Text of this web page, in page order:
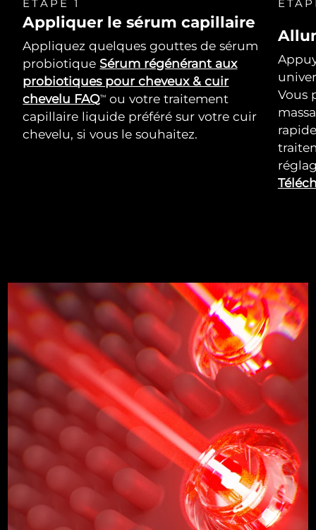
ÉTAPE 1
Appliquer le sérum capillaire
Appliquez quelques gouttes de sérum
probiotique Sérum régénérant aux
probiotiques pour cheveux & cuir
chevelu FAQTM
ou votre traitement
capillaire liquide préféré sur votre cuir
chevelu, si vous le souhaitez.
Vous